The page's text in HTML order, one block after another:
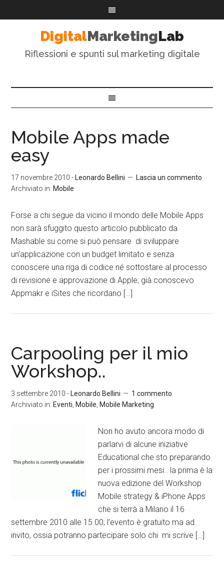
DigitalMarketingLab
Riflessioni e spunti sul marketing digitale
Mobile Apps made
easy
17 novembre 2010 - Leonardo Bellini
Lascia un commento
Archiviato in: Mobile
Forse a chi segue da vicino il mondo delle Mobile Apps
non sarà sfuggito questo articolo pubblicato da
Mashable su come si può pensare di sviluppare
un’applicazione con un budget limitato e senza
conoscere una riga di codice né sottostare al processo
di revisione e approvazione di Apple; già conoscevo
Appmakr e iSites che ricordano […]
Carpooling per il mio
Workshop..
3 settembre 2010 - Leonardo Bellini
1 commento
Archiviato in: Eventi Mobile Mobile Marketing
Non ho avuto ancora modo di
parlarvi di alcune iniziative
Educational che sto preparando
per i prossimi mesi.. la prima è la
nuova edizione del Workshop
Mobile strategy & iPhone Apps
che si terrà a Milano il 16
settembre 2010 alle 15.00; l’evento è gratuito ma ad
invito, ossia potranno partecipare solo chi mi scrive […]